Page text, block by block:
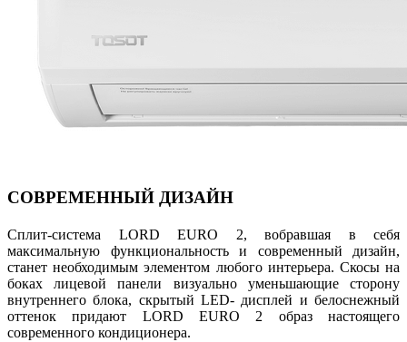
СОВРЕМЕННЫЙ ДИЗАЙН
Сплит-система LORD EURO 2, вобравшая в себя
максимальную функциональность и современный дизайн,
станет необходимым элементом любого интерьера. Скосы на
боках лицевой панели визуально уменьшающие сторону
внутреннего блока, скрытый LED- дисплей и белоснежный
оттенок придают LORD EURO 2 образ настоящего
современного кондиционера.